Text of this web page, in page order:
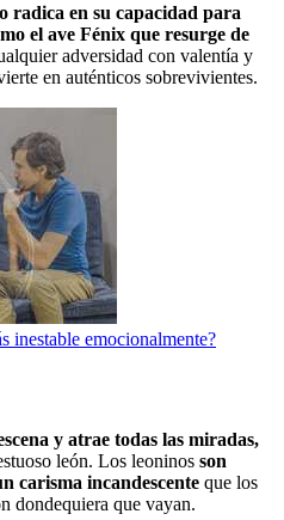
radica en su capacidad para
el ave Fénix que resurge de
adversidad con valentía y
en auténticos sobrevivientes.
inestable emocionalmente?
y atrae todas las miradas,
león. Los leoninos son
carisma incandescente que los
dondequiera que vayan.